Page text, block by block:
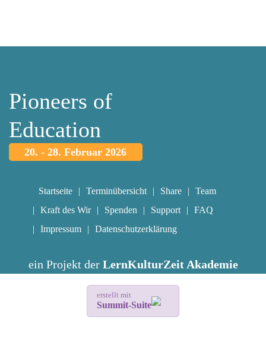
Pioneers of
Education
20. - 28. Februar 2026
Startseite Terminübersicht Share
Team
Kraft des Wir
Spenden Support
FAQ
Impressum
Datenschutzerklärung
ein Projekt der LernKulturZeit Akademie
erstellt mit
Summit-Suite